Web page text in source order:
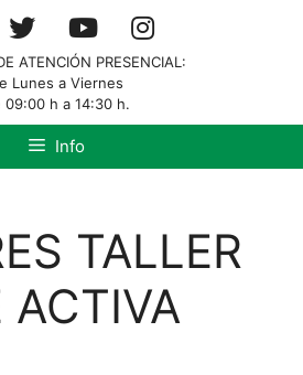
ATENCIÓN PRESENCIAL:
Lunes a Viernes
09:00 h a 14:30 h.
Info
TALLER
ACTIVA